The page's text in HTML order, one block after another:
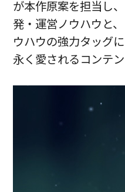
が本作原案を担当し
発・運営ノウハウと
ウハウの強力タッグ
永く愛されるコンテ